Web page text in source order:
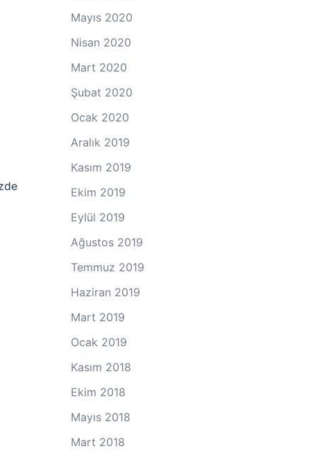
Mayıs 2020
Nisan 2020
Mart 2020
Şubat 2020
Ocak 2020
Aralık 2019
Kasım 2019
Ekim 2019
Eylül 2019
Ağustos 2019
Temmuz 2019
Haziran 2019
Mart 2019
Ocak 2019
Kasım 2018
Ekim 2018
Mayıs 2018
Mart 2018